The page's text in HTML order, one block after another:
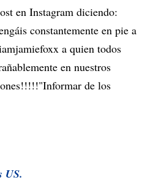
en Instagram diciendo:
constantemente en pie a
a quien todos
en nuestros
de los
US.